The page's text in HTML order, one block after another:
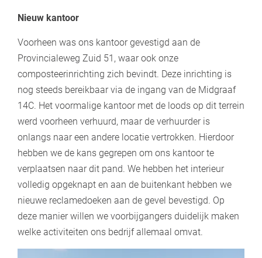
Nieuw kantoor
Voorheen was ons kantoor gevestigd aan de
Provincialeweg Zuid 51, waar ook onze
composteerinrichting zich bevindt. Deze inrichting is
nog steeds bereikbaar via de ingang van de Midgraaf
14C. Het voormalige kantoor met de loods op dit terrein
werd voorheen verhuurd, maar de verhuurder is
onlangs naar een andere locatie vertrokken. Hierdoor
hebben we de kans gegrepen om ons kantoor te
verplaatsen naar dit pand. We hebben het interieur
volledig opgeknapt en aan de buitenkant hebben we
nieuwe reclamedoeken aan de gevel bevestigd. Op
deze manier willen we voorbijgangers duidelijk maken
welke activiteiten ons bedrijf allemaal omvat.